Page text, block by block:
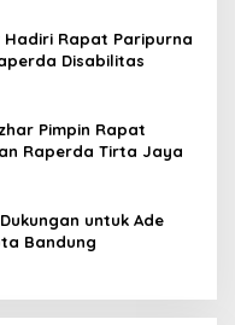
Hadiri Rapat Paripurna
Disabilitas
Pimpin Rapat
Raperda Tirta Jaya
untuk Ade
Bandung